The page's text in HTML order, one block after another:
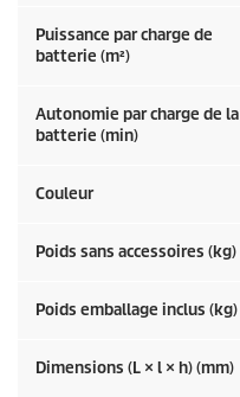
Puissance par charge de
batterie (m²)
Autonomie par charge de la
batterie (min)
Couleur
Poids sans accessoires (kg)
Poids emballage inclus (kg)
Dimensions (L × l × h) (mm)